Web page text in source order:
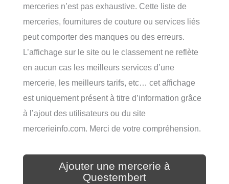
merceries n’est pas exhaustive. Cette liste de
merceries, fournitures de couture ou services liés
peut comporter des manques ou des erreurs.
L’affichage sur le site ou le classement ne reflète
en aucun cas les meilleurs services d’une
mercerie, les meilleurs tarifs, etc… cet affichage
est uniquement présent à titre d’information grâce
à l’ajout des utilisateurs ou du site
mercerieinfo.com. Merci de votre compréhension.
Ajouter une mercerie à
Questembert